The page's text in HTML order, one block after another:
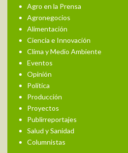
Agro en la Prensa
Agronegocios
Alimentación
Ciencia e Innovación
Clima y Medio Ambiente
Eventos
Opinión
Política
Producción
Proyectos
Publirreportajes
Salud y Sanidad
Columnistas